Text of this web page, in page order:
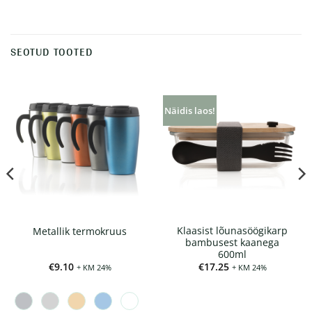
SEOTUD TOOTED
Metallik termokruus
€9.10 + KM 24%
Näidis laos!
Klaasist lõunasöögikarp
bambusest kaanega
600ml
€17.25 + KM 24%